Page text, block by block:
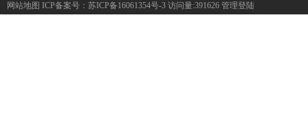
网站地图 ICP备案号： 苏ICP备16061354号-3 访问量:391626 管理登陆